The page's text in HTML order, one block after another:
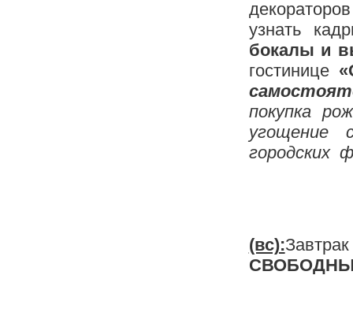
узнать
бокалы и
гостинице
покупка
угощение
городских
(вс):